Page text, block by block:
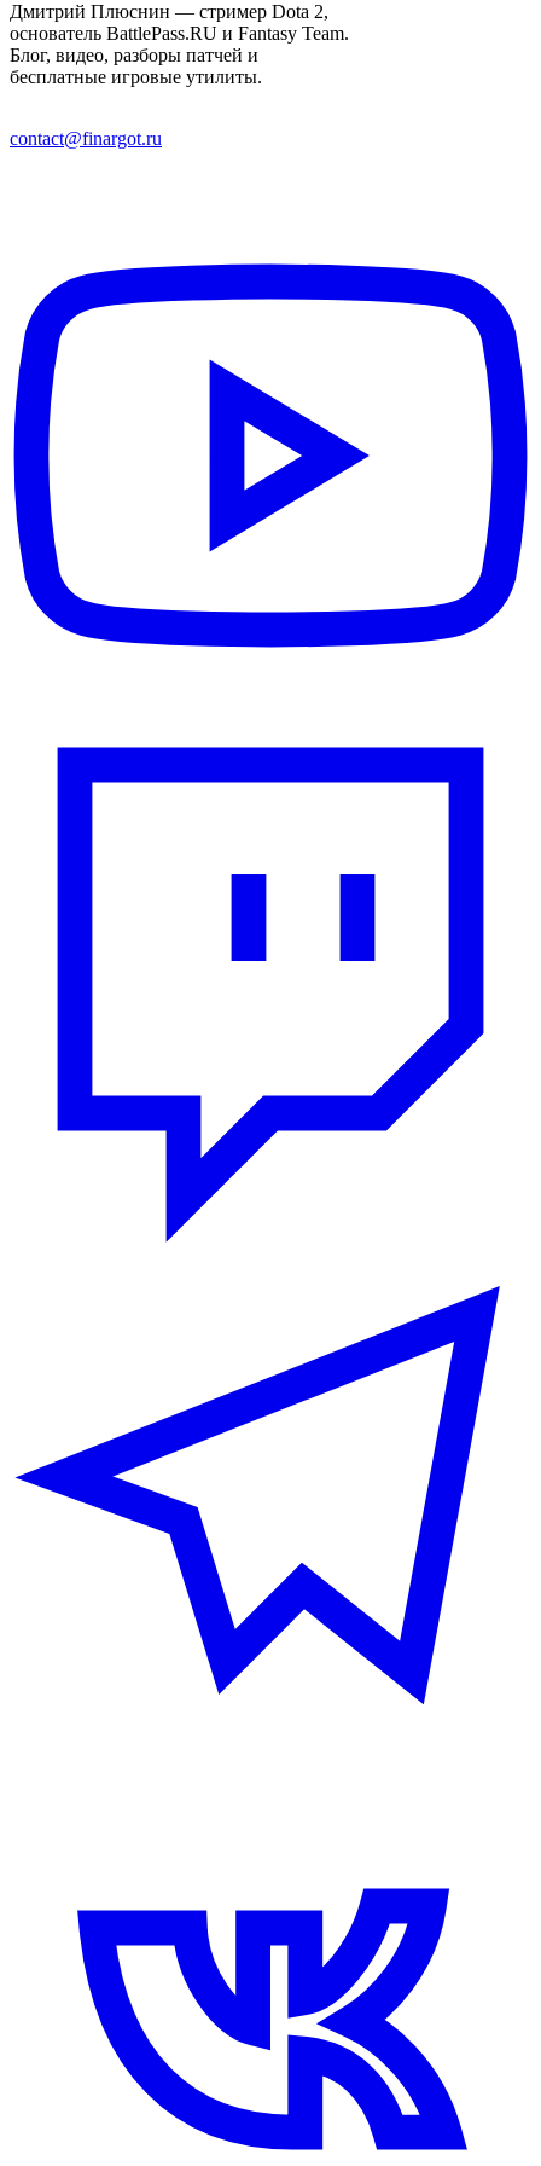
Дмитрий Плюснин — стример Dota 2,
основатель BattlePass.RU и Fantasy Team.
Блог, видео, разборы патчей и
бесплатные игровые утилиты.
contact@finargot.ru